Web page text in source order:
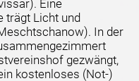
Eine
trägt Licht und
In der
gezwängt,
kostenloses (Not-)